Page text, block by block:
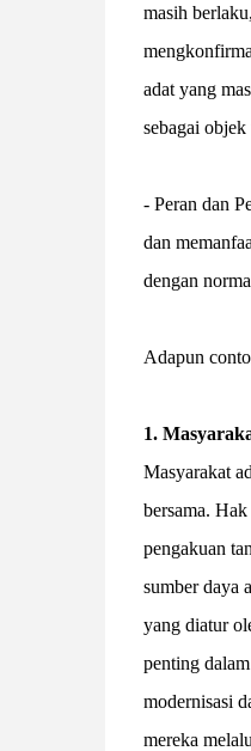
masih
adat yang
sebagai objek
- Peran dan
dan
dengan
Adapun
1.
Masyarakat
bersama.
pengakuan
sumber daya
yang diatur
penting
modernisasi
mereka